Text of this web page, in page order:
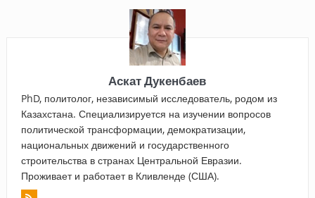
Аскат Дукенбаев
PhD, политолог, независимый исследователь, родом из
Казахстана. Специализируется на изучении вопросов
политической трансформации, демократизации,
национальных движений и государственного
строительства в странах Центральной Евразии.
Проживает и работает в Кливленде (США).